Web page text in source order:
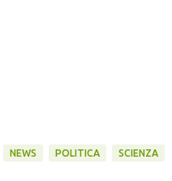
NEWS POLITICA SCIENZA